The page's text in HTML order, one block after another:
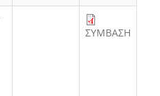
ΣΥΜΒΑΣΗ